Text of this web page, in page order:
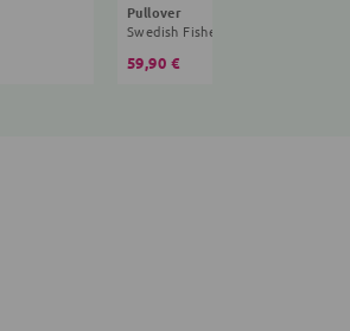
Pullover
Swedish Fisherman
59,90 €